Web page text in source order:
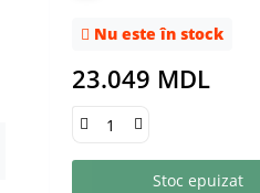
Nu este în stock
23.049 MDL
Stoc epuizat